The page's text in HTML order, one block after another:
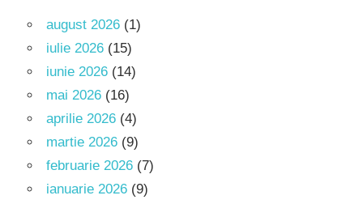
august 2026 (1)
iulie 2026 (15)
iunie 2026 (14)
mai 2026 (16)
aprilie 2026 (4)
martie 2026 (9)
februarie 2026 (7)
ianuarie 2026 (9)